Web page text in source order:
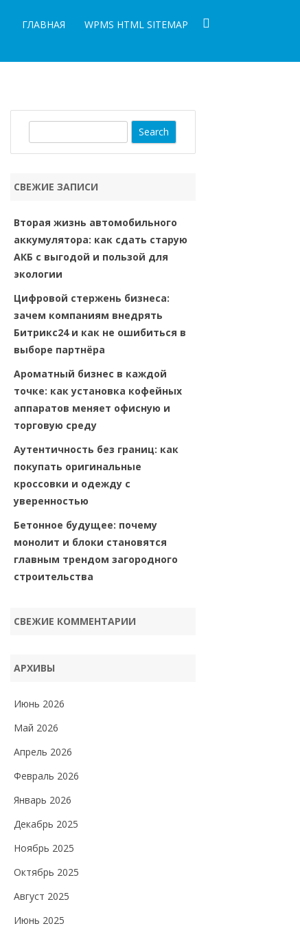
ГЛАВНАЯ WPMS HTML SITEMAP
СВЕЖИЕ ЗАПИСИ
Вторая жизнь автомобильного
аккумулятора: как сдать старую
АКБ с выгодой и пользой для
экологии
Цифровой стержень бизнеса:
зачем компаниям внедрять
Битрикс24 и как не ошибиться в
выборе партнёра
Ароматный бизнес в каждой
точке: как установка кофейных
аппаратов меняет офисную и
торговую среду
Аутентичность без границ: как
покупать оригинальные
кроссовки и одежду с
уверенностью
Бетонное будущее: почему
монолит и блоки становятся
главным трендом загородного
строительства
СВЕЖИЕ КОММЕНТАРИИ
АРХИВЫ
Июнь 2026
Май 2026
Апрель 2026
Февраль 2026
Январь 2026
Декабрь 2025
Ноябрь 2025
Октябрь 2025
Август 2025
Июнь 2025